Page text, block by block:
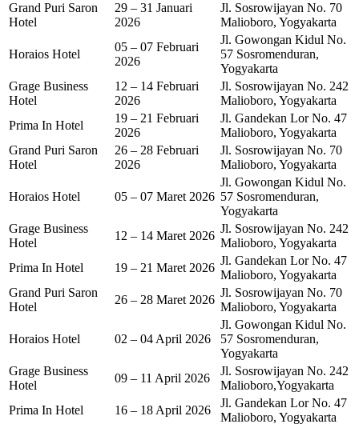
Grand Puri Saron
Hotel
29 – 31 Januari
2026
Jl. Sosrowijayan No. 70
Malioboro, Yogyakarta
Horaios Hotel
05 – 07 Februari
2026
Jl. Gowongan Kidul No.
57 Sosromenduran,
Yogyakarta
Grage Business
Hotel
12 – 14 Februari
2026
Jl. Sosrowijayan No. 242
Malioboro, Yogyakarta
Prima In Hotel
19 – 21 Februari
2026
Jl. Gandekan Lor No. 47
Malioboro, Yogyakarta
Grand Puri Saron
Hotel
26 – 28 Februari
2026
Jl. Sosrowijayan No. 70
Malioboro, Yogyakarta
Horaios Hotel 05 – 07 Maret 2026
Jl. Gowongan Kidul No.
57 Sosromenduran,
Yogyakarta
Grage Business
Hotel
12 – 14 Maret 2026
Jl. Sosrowijayan No. 242
Malioboro, Yogyakarta
Prima In Hotel
19 – 21 Maret 2026
Jl. Gandekan Lor No. 47
Malioboro, Yogyakarta
Grand Puri Saron
Hotel
26 – 28 Maret 2026
Jl. Sosrowijayan No. 70
Malioboro, Yogyakarta
Horaios Hotel 02 – 04 April 2026
Jl. Gowongan Kidul No.
57 Sosromenduran,
Yogyakarta
Grage Business
Hotel
09 – 11 April 2026
Jl. Sosrowijayan No. 242
Malioboro,Yogyakarta
Prima In Hotel
16 – 18 April 2026
Jl. Gandekan Lor No. 47
Malioboro, Yogyakarta